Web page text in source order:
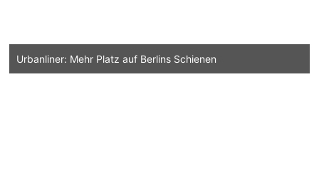
Urbanliner: Mehr Platz auf Berlins Schienen